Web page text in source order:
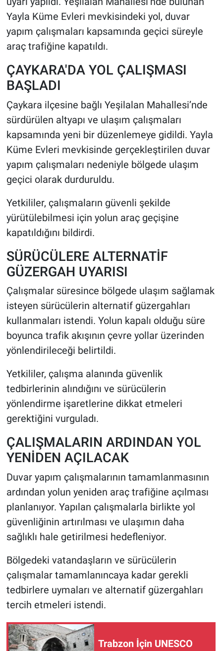
Yayla Küme Evleri mevkisindeki yol, duvar
yapım çalışmaları kapsamında geçici süreyle
araç trafiğine kapatıldı.
ÇAYKARA'DA YOL ÇALIŞMASI
BAŞLADI
Çaykara ilçesine bağlı Yeşilalan Mahallesi’nde
sürdürülen altyapı ve ulaşım çalışmaları
kapsamında yeni bir düzenlemeye gidildi. Yayla
Küme Evleri mevkisinde gerçekleştirilen duvar
yapım çalışmaları nedeniyle bölgede ulaşım
geçici olarak durduruldu.
Yetkililer, çalışmaların güvenli şekilde
yürütülebilmesi için yolun araç geçişine
kapatıldığını bildirdi.
SÜRÜCÜLERE ALTERNATİF
GÜZERGAH UYARISI
Çalışmalar süresince bölgede ulaşım sağlamak
isteyen sürücülerin alternatif güzergahları
kullanmaları istendi. Yolun kapalı olduğu süre
boyunca trafik akışının çevre yollar üzerinden
yönlendirileceği belirtildi.
Yetkililer, çalışma alanında güvenlik
tedbirlerinin alındığını ve sürücülerin
yönlendirme işaretlerine dikkat etmeleri
gerektiğini vurguladı.
ÇALIŞMALARIN ARDINDAN YOL
YENİDEN AÇILACAK
Duvar yapım çalışmalarının tamamlanmasının
ardından yolun yeniden araç trafiğine açılması
planlanıyor. Yapılan çalışmalarla birlikte yol
güvenliğinin artırılması ve ulaşımın daha
sağlıklı hale getirilmesi hedefleniyor.
Bölgedeki vatandaşların ve sürücülerin
çalışmalar tamamlanıncaya kadar gerekli
tedbirlere uymaları ve alternatif güzergahları
tercih etmeleri istendi.
Trabzon İçin UNESCO
HABERDE İNSAN
POLİTİKA
MAGAZİN
Bilim, Teknoloji